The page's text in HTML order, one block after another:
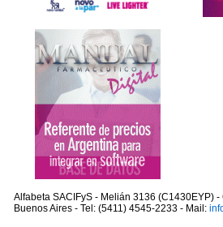
Alfabeta SACIFyS - Melián 3136 (C1430EYP)
Buenos Aires - Tel: (5411) 4545-2233 - Mail: